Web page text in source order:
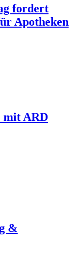
fordert
Apotheken
mit ARD
&